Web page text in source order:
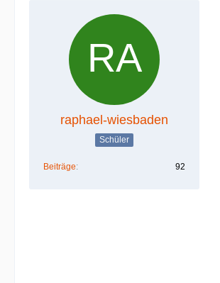
raphael-wiesbaden
Schüler
Beiträge 92